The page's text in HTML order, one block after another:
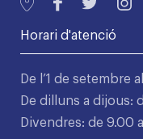
Horari d'atenció
De l’1 de setembre
De dilluns a dijous:
Divendres: de 9.00